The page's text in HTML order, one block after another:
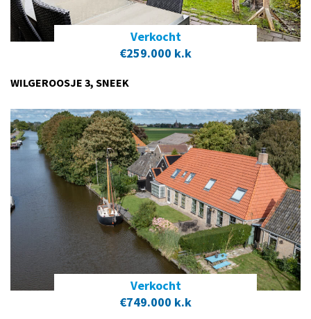
Verkocht
€259.000 k.k
WILGEROOSJE 3, SNEEK
Verkocht
€749.000 k.k